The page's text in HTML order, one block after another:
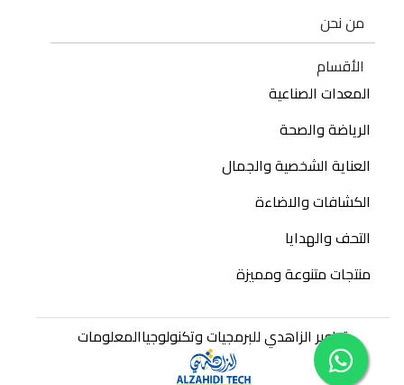
من نحن
الأقسام
المعدات الصناعية
الرياضة والصحة
العناية الشخصية والجمال
الكشافات والاضاءة
التحف والهدايا
منتجات متنوعة ومميزة
تطوير الزاهدي للبرمجيات وتكنولوجياالمعلومات